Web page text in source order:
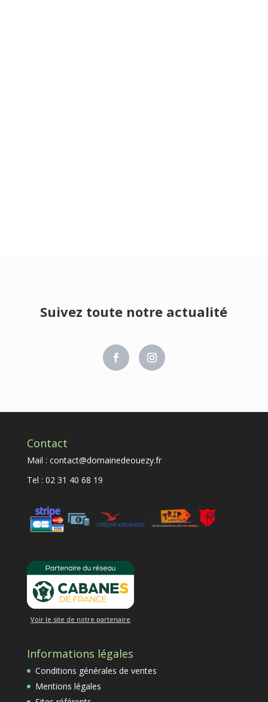
Suivez toute notre actualité
Contact
Mail : contact@domainedeouezy.fr
Tel : 02 31 40 68 19
Voir le site de notre partenaire
Informations légales
Conditions générales de ventes
Mentions légales